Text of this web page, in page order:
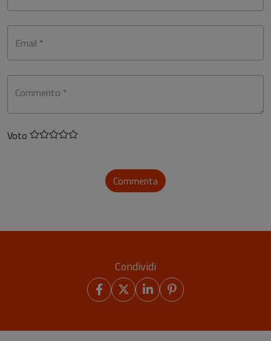
Email *
Commento *
Voto
Commenta
Condividi